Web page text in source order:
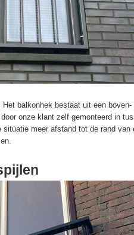
balkonhek bestaat uit een boven-
onze klant zelf gemonteerd in
meer afstand tot de rand van